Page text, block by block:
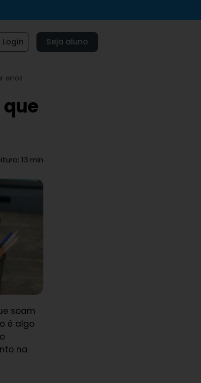
Login Seja aluno
erros
13 min
soam
é algo
na